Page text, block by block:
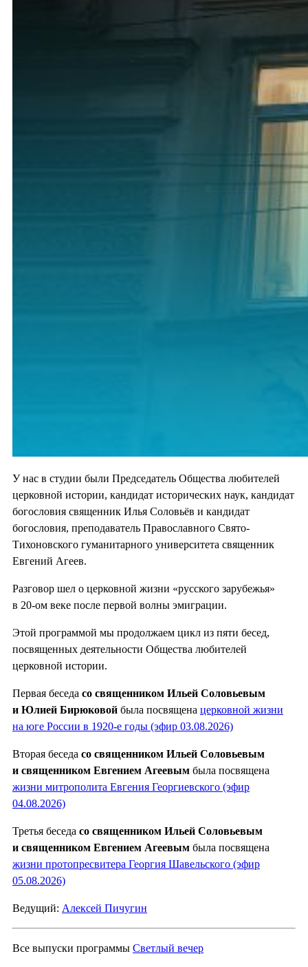
У нас в студии были Председатель Общества любителей
церковной истории, кандидат исторических наук, кандидат
богословия священник Илья Соловьёв и кандидат
богословия, преподаватель Православного Свято-
Тихоновского гуманитарного университета священник
Евгений Агеев.
Разговор шел о церковной жизни «русского зарубежья»
в 20-ом веке после первой волны эмиграции.
Этой программой мы продолжаем цикл из пяти бесед,
посвященных деятельности Общества любителей
церковной истории.
Первая беседа со священником Ильей Соловьевым
и Юлией Бирюковой была посвящена церковной жизни
на юге России в 1920-е годы (эфир 03.08.2026)
Вторая беседа со священником Ильей Соловьевым
и священником Евгением Агеевым была посвящена
жизни митрополита Евгения Георгиевского (эфир
04.08.2026)
Третья беседа со священником Ильей Соловьевым
и священником Евгением Агеевым была посвящена
жизни протопресвитера Георгия Шавельского (эфир
05.08.2026)
Ведущий: Алексей Пичугин
Все выпуски программы Светлый вечер